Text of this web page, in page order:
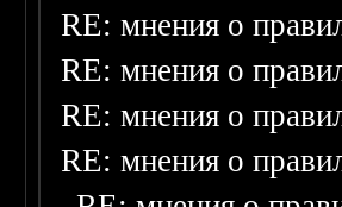
RE: мнения о
RE: мнения о
RE: мнения о
RE: мнения о